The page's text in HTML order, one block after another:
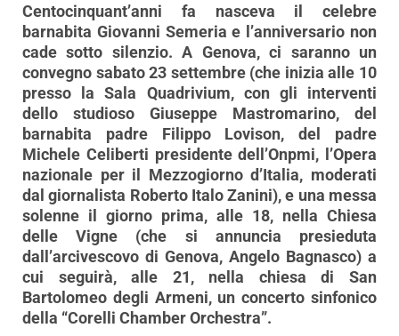
Centocinquant’anni fa nasceva il celebre
barnabita Giovanni Semeria e l’anniversario non
cade sotto silenzio. A Genova, ci saranno un
convegno sabato 23 settembre (che inizia alle 10
presso la Sala Quadrivium, con gli interventi
dello studioso Giuseppe Mastromarino, del
barnabita padre Filippo Lovison, del padre
Michele Celiberti presidente dell’Onpmi, l’Opera
nazionale per il Mezzogiorno d’Italia, moderati
dal giornalista Roberto Italo Zanini), e una messa
solenne il giorno prima, alle 18, nella Chiesa
delle Vigne (che si annuncia presieduta
dall’arcivescovo di Genova, Angelo Bagnasco) a
cui seguirà, alle 21, nella chiesa di San
Bartolomeo degli Armeni, un concerto sinfonico
della “Corelli Chamber Orchestra”.